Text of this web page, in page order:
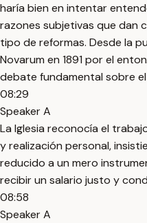
haría bien en intentar
razones subjetivas que dan
tipo de reformas. Desde la
Novarum en 1891 por el
debate fundamental sobre
08:29
Speaker A
La Iglesia reconocía el
y realización personal,
reducido a un mero
recibir un salario justo y
08:58
Speaker A